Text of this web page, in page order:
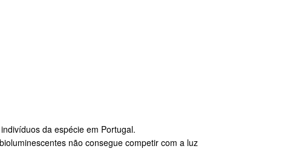
da espécie em Portugal.
não consegue competir com a luz